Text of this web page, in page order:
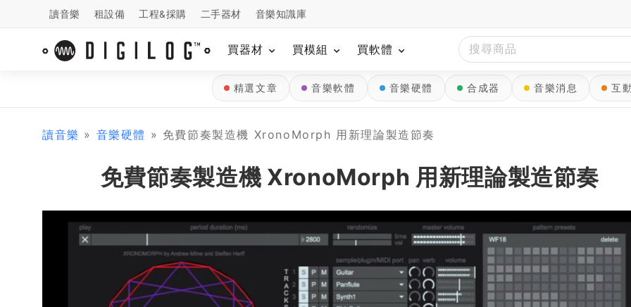
讀音樂 租設備 工程&採購 二手器材 音樂知識庫
買器材 買模組 買軟體
精選文章 音樂軟體 音樂硬體 合成器 音樂消息 互
讀音樂 » 音樂硬體 » 免費節奏製造機 XronoMorph 用新理論製造節奏
免費節奏製造機 XronoMorph 用新理論製造節奏